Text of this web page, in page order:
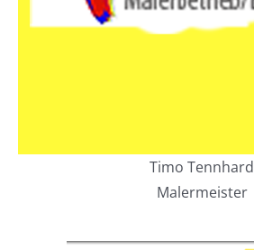
Timo Tennhard
Malermeister